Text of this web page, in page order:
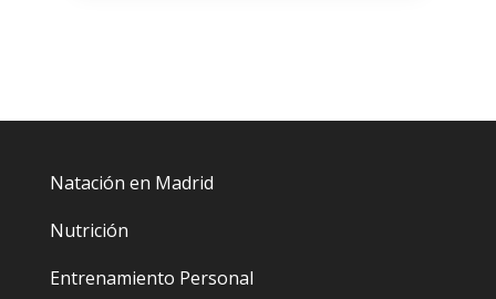
Natación en Madrid
Nutrición
Entrenamiento Personal